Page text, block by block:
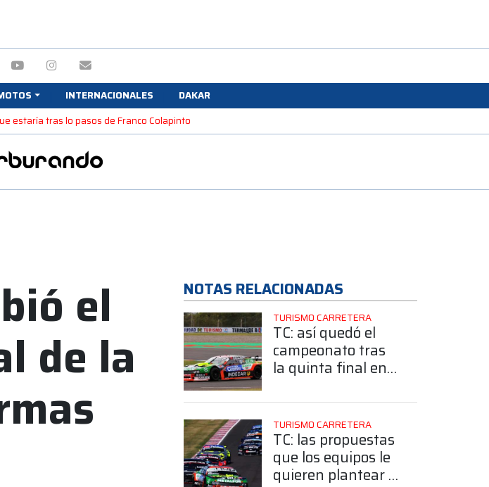
INTERNACIONALES
DAKAR
estaría tras lo pasos de Franco Colapinto
el
de la
NOTAS RELACIONADAS
TURISMO CARRETERA
TC: así quedó el
campeonato tras
la quinta final en
Hondo
TURISMO CARRETERA
TC: las propuestas
que los equipos le
quieren plantear a